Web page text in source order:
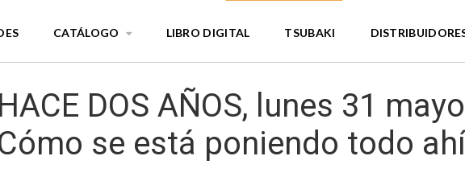
CATÁLOGO LIBRO DIGITAL TSUBAKI
HACE DOS AÑOS, lunes 31
se está poniendo todo